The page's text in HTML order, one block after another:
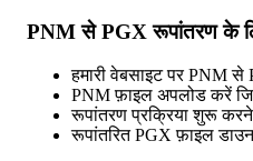
PNM से PGX रूपांतरण के
हमारी वेबसाइट पर PNM से
PNM फ़ाइल अपलोड करें
रूपांतरण प्रक्रिया शुरू
रूपांतरित PGX फ़ाइल